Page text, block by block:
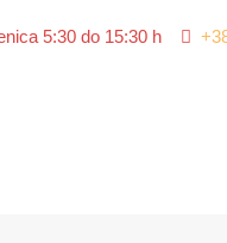
5:30 do 15:30 h